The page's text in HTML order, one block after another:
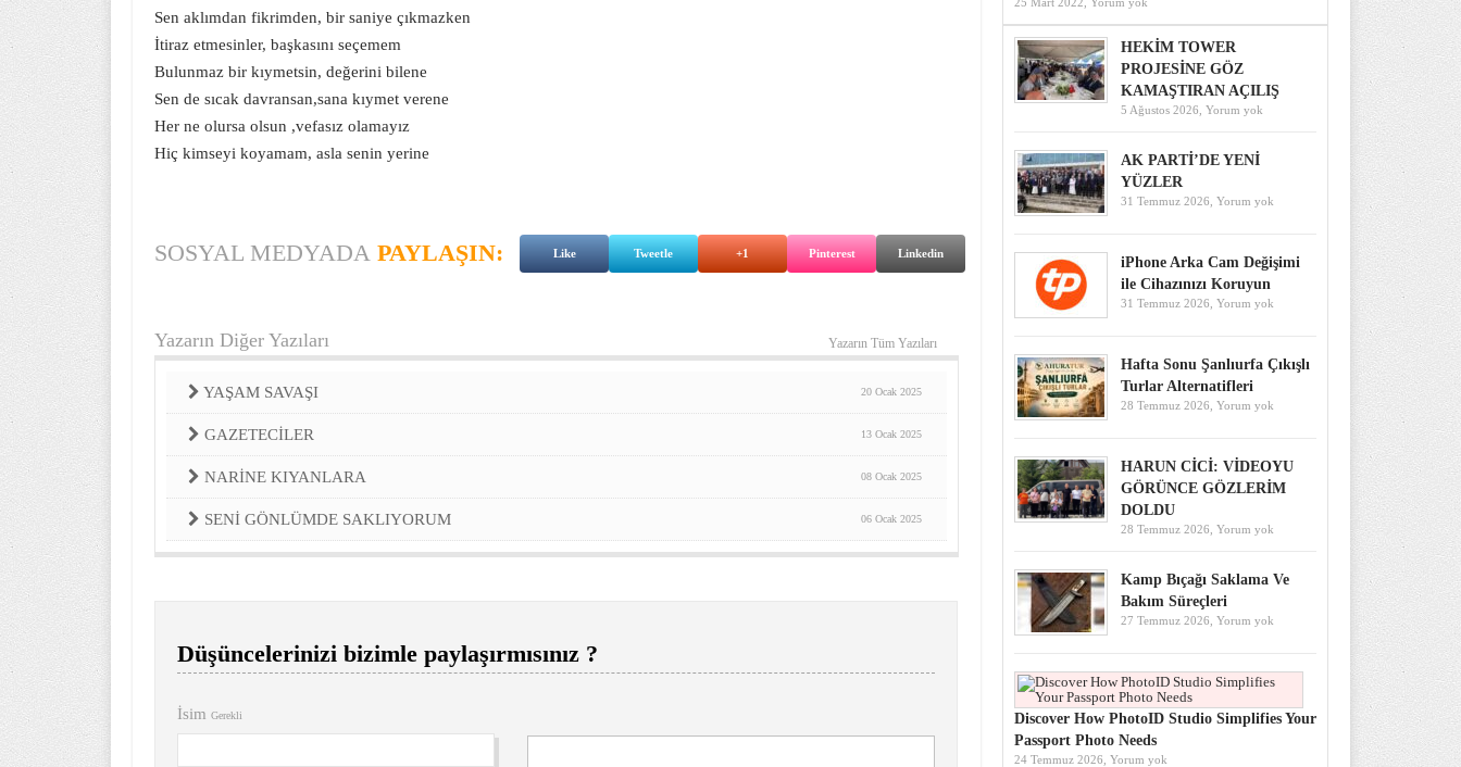
Sen aklımdan fikrimden, bir saniye çıkmazken
İtiraz etmesinler, başkasını seçemem
Bulunmaz bir kıymetsin, değerini bilene
Sen de sıcak davransan,sana kıymet verene
Her ne olursa olsun ,vefasız olamayız
Hiç kimseyi koyamam, asla senin yerine
SOSYAL MEDYADA PAYLAŞIN: Like Tweetle +1 Pinterest Linkedin
Yazarın Diğer Yazıları Yazarın Tüm Yazıları
YAŞAM SAVAŞI 20 Ocak 2025
GAZETECİLER 13 Ocak 2025
NARİNE KIYANLARA 08 Ocak 2025
SENİ GÖNLÜMDE SAKLIYORUM 06 Ocak 2025
Düşüncelerinizi bizimle paylaşırmısınız ?
İsim Gerekli
HEKİM TOWER
PROJESİNE GÖZ
KAMAŞTIRAN AÇILIŞ
5 Ağustos 2026, Yorum yok
AK PARTİ’DE YENİ
YÜZLER
31 Temmuz 2026, Yorum yok
iPhone Arka Cam Değişimi
ile Cihazınızı Koruyun
31 Temmuz 2026, Yorum yok
Hafta Sonu Şanlıurfa Çıkışlı
Turlar Alternatifleri
28 Temmuz 2026, Yorum yok
HARUN CİCİ: VİDEOYU
GÖRÜNCE GÖZLERİM
DOLDU
28 Temmuz 2026, Yorum yok
Kamp Bıçağı Saklama Ve
Bakım Süreçleri
27 Temmuz 2026, Yorum yok
Discover How PhotoID Studio Simplifies Your
Passport Photo Needs
24 Temmuz 2026, Yorum yok